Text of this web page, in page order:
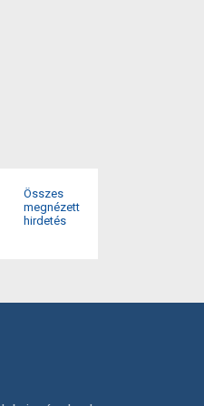
Összes
megnézett
hirdetés